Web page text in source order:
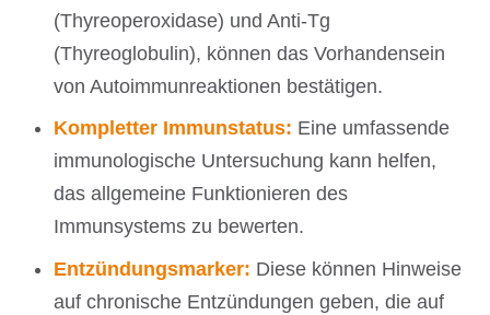
(Thyreoperoxidase) und Anti-Tg
(Thyreoglobulin), können das Vorhandensein
von Autoimmunreaktionen bestätigen.
Kompletter Immunstatus: Eine umfassende
immunologische Untersuchung kann helfen,
das allgemeine Funktionieren des
Immunsystems zu bewerten.
Entzündungsmarker: Diese können Hinweise
auf chronische Entzündungen geben, die auf